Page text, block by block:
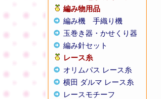
編み物用品
編み機
手織り機
玉巻き器・かせくり器
編み針セット
レース糸
オリムパス レース糸
横田 ダルマ レース糸
レースモチーフ